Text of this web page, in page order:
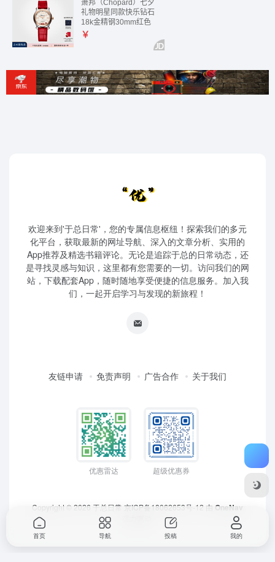
欢迎来到'于总日常'，您的专属信息枢纽！探索我们的多元
化平台，获取最新的网址导航、深入的文章分析、实用的
App推荐及精选书籍评论。无论是追踪于总的日常动态，还
是寻找灵感与知识，这里都有您需要的一切。访问我们的网
站，下载配套App，随时随地享受便捷的信息服务。加入我
们，一起开启学习与发现的新旅程！
友链申请 免责声明 广告合作 关于我们
优惠雷达 超级优惠券
Copyright © 2026 于总日常 京ICP备18062653号-12 由 OneNav
首页 导航 投稿 我的